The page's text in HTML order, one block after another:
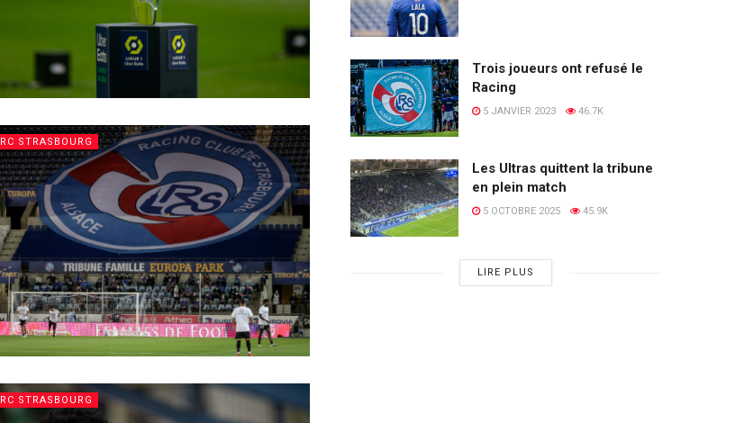
RC STRASBOURG
RC STRASBOURG
Trois joueurs ont refusé le
Racing
5 JANVIER 2023 46.7K
Les Ultras quittent la tribune
en plein match
5 OCTOBRE 2025 45.9K
LIRE PLUS